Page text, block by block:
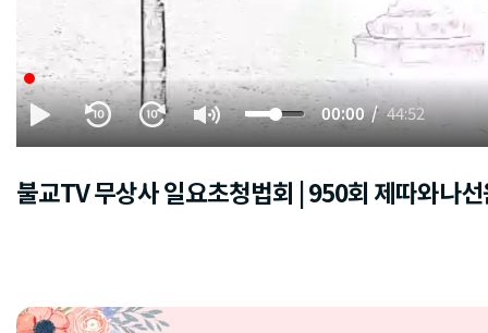
00:00 44:52
불교TV 무상사 일요초청법회 | 950회 제따와나